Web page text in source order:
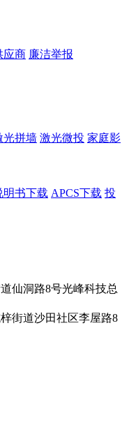
应商 廉洁举报
光拼墙 激光微投 家庭影
明书下载 APCS下载 投
仙洞路8号光峰科技总
街道沙田社区李屋路8